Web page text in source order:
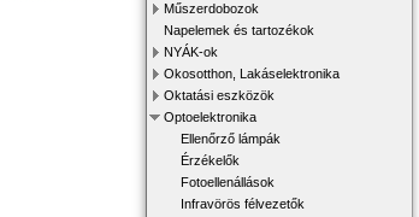
Műszerdobozok
Napelemek és tartozékok
NYÁK-ok
Okosotthon, Lakáselektronika
Oktatási eszközök
Optoelektronika
Ellenőrző lámpák
Érzékelők
Fotoellenállások
Infravörös félvezetők